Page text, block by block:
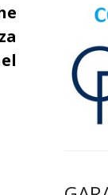
privacy